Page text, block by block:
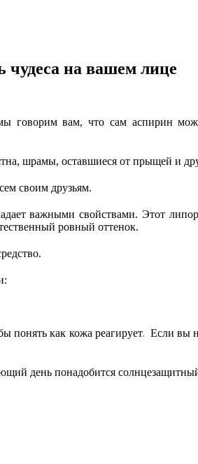
чудеса на вашем лице
говорим вам, что сам аспирин
шрамы, оставшиеся от прыщей и
своим друзьям.
важными свойствами. Этот
ровный оттенок.
понятькак кожа реагирует. Если вы
день понадобится